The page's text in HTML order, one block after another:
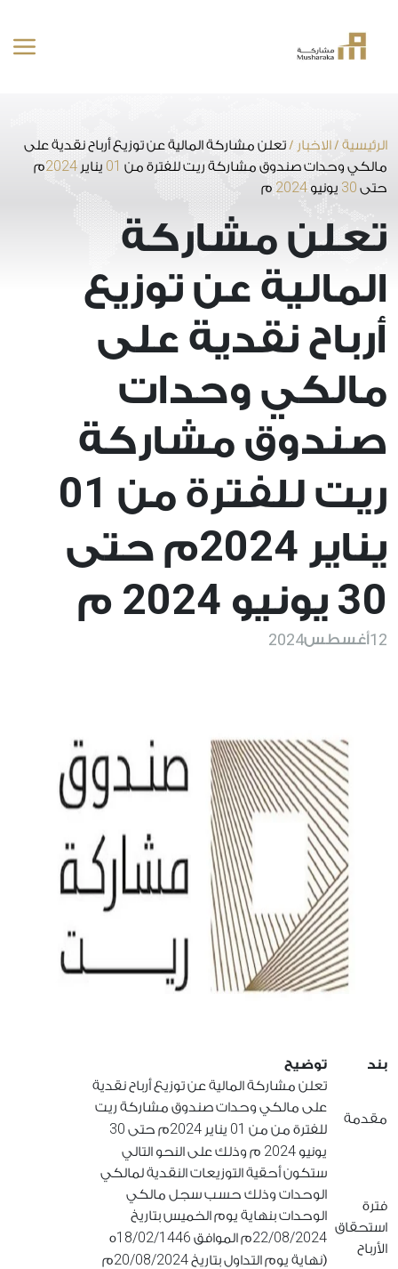
المحتوى
الرئيسية /الاخبار /تعلن مشاركة المالية عن توزيع أرباح نقدية على
مالكي وحدات صندوق مشاركة ريت للفترة من 01 يناير 2024م
حتى 30 يونيو 2024 م
تعلن مشاركة
المالية عن توزيع
أرباح نقدية على
مالكي وحدات
صندوق مشاركة
ريت للفترة من 01
يناير 2024م حتى
30 يونيو 2024 م
12أغسطس2024
بند توضيح
مقدمة
تعلن مشاركة المالية عن توزيع أرباح نقدية
على مالكي وحدات صندوق مشاركة ريت
للفترة من من 01 يناير2024م حتى 30
يونيو2024 م وذلك على النحو التالي
فترة
استحقاق
الأرباح
ستكون أحقية التوزيعات النقدية لمالكي
الوحدات وذلك حسب سجل مالكي
الوحدات بنهاية يوم الخميس بتاريخ
22/08/2024م الموافق 18/02/1446ه
(نهاية يوم التداول بتاريخ20/08/2024م